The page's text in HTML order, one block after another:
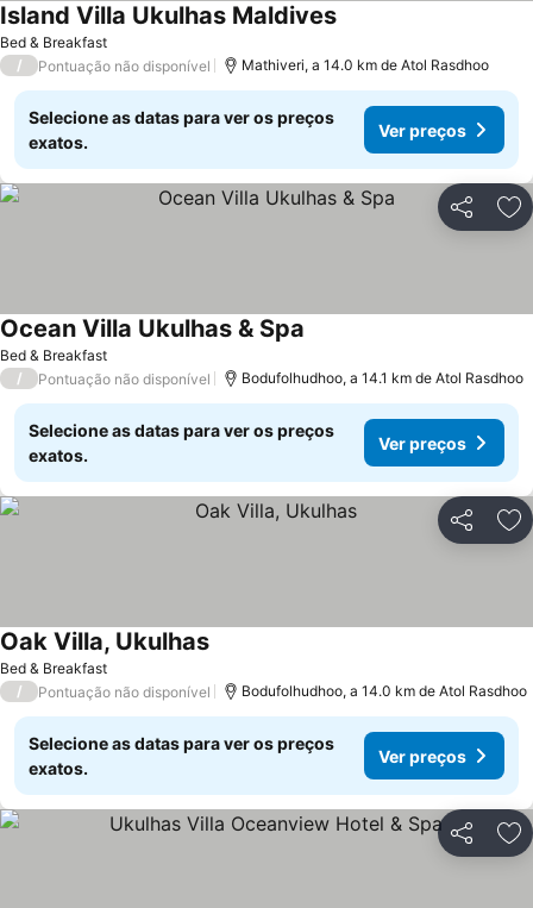
Bed & Breakfast
Island Villa Ukulhas MaldivesVer preços
/ Pontuação não disponível Mathiveri, a 14.0 km de Atol Rasdhoo
Selecione as datas para ver os preços
exatos.
Ver preços
Partilhar
Bed & Breakfast
Ocean Villa Ukulhas & Spa
/ Pontuação não disponível Bodufolhudhoo, a 14.1 km de Atol Rasdhoo
Selecione as datas para ver os preços
exatos.
Ver preços
Partilhar
Bed & Breakfast
Oak Villa, UkulhasVer preços
/ Pontuação não disponível Bodufolhudhoo, a 14.0 km de Atol Rasdhoo
Selecione as datas para ver os preços
exatos.
Ver preços
Partilhar